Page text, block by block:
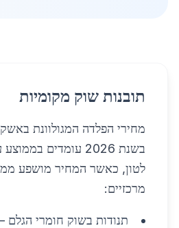
תובנות שוק מקומיות
מחירי הפלדה המגולוונת
לטון, כאשר המחיר מושפע
מרכזיים:
תנודות בשוק חומרי הגלם